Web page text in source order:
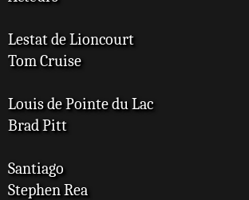
Lestat de Lioncourt
Tom Cruise
Louis de Pointe du Lac
Brad Pitt
Santiago
Stephen Rea